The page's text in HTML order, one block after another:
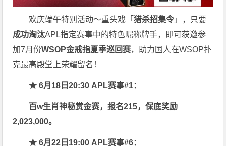
欢庆端午特别活动～重头戏「猎杀招集令」，只要
成功淘汰APL指定赛事中的特色昵称牌手，即可获邀参
加7月份WSOP金戒指夏季巡回赛，助力国人在WSOP扑
克最高殿堂上荣耀留名！
★ 6月18日20:30 APL赛事#1：
百w生肖神秘赏金赛，报名215，保底奖励
2,023,000。
★ 6月22日19:00 APL赛事#6：